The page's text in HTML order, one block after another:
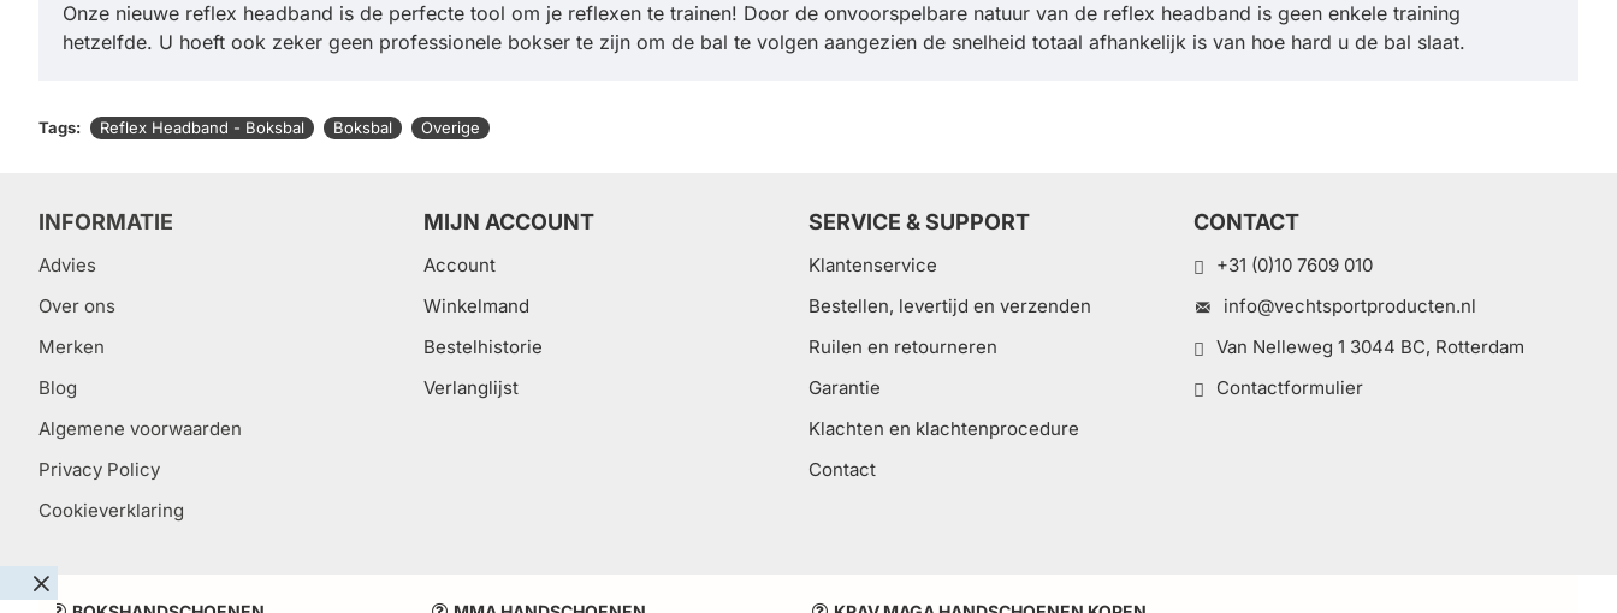
Onze nieuwe reflex headband is de perfecte tool om je reflexen te trainen! Door de onvoorspelbare natuur van de reflex headband is geen enkele training
hetzelfde. U hoeft ook zeker geen professionele bokser te zijn om de bal te volgen aangezien de snelheid totaal afhankelijk is van hoe hard u de bal slaat.
Tags: Reflex Headband - Boksbal Boksbal Overige
INFORMATIE
Advies
Over ons
Merken
Blog
Algemene voorwaarden
Privacy Policy
Cookieverklaring
MIJN ACCOUNT
Account
Winkelmand
Bestelhistorie
Verlanglijst
SERVICE & SUPPORT
Klantenservice
Bestellen, levertijd en verzenden
Ruilen en retourneren
Garantie
Klachten en klachtenprocedure
Contact
CONTACT
+31 (0)10 7609 010
info@vechtsportproducten.nl
Van Nelleweg 1 3044 BC, Rotterdam
Contactformulier